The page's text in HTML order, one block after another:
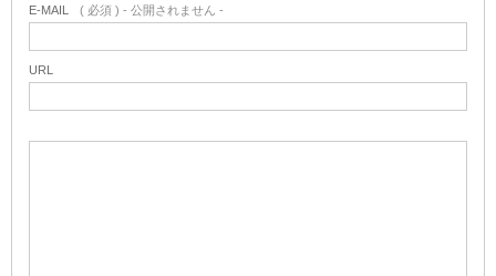
E-MAIL ( 必須 ) - 公開されません -
URL